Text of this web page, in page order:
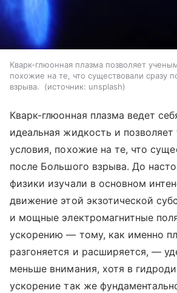
Кварк-глюонная плазма позволяет
похожие на те, что существовали сразу
взрыва.
источник: unsplash
Кварк-глюонная плазма ведет
идеальная жидкость и
условия, похожие на те, что
после Большого взрыва. До
физики изучали в основном
движение этой экзотической
и мощные электромагнитные
ускорению — тому, как именно
разгоняется и расширяется, —
меньше внимания, хотя в
ускорение так же